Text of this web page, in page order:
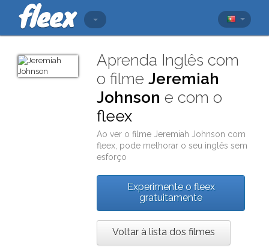
Aprenda Inglês com
o filmeJeremiah
Johnson e com o
fleex
Ao ver o filme Jeremiah Johnson com
fleex , pode melhorar o seu inglês sem
esforço
Experimente o fleex
gratuitamente
Voltar à lista dos filmes